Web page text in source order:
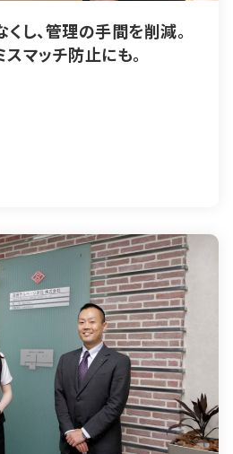
し、管理の手間を削減。
マッチ防止にも。